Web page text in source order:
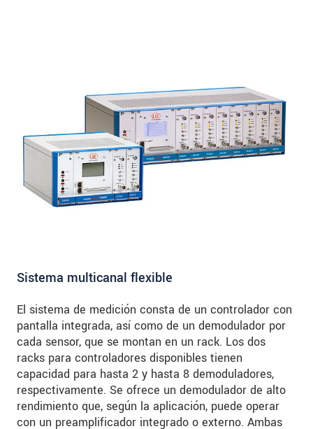
Sistema multicanal flexible
El sistema de medición consta de un controlador con
pantalla integrada, así como de un demodulador por
cada sensor, que se montan en un rack. Los dos
racks para controladores disponibles tienen
capacidad para hasta 2 y hasta 8 demoduladores,
respectivamente. Se ofrece un demodulador de alto
rendimiento que, según la aplicación, puede operar
con un preamplificador integrado o externo. Ambas